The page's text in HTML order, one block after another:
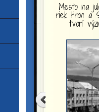
Mesto na
riek Hron a
tvorí